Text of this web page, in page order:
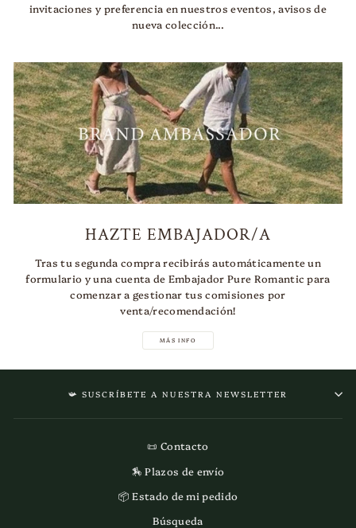
invitaciones y preferencia en nuestros eventos, avisos de
nueva colección...
HAZTE EMBAJADOR/A
Tras tu segunda compra recibirás automáticamente un
formulario y una cuenta de Embajador Pure Romantic para
comenzar a gestionar tus comisiones por
venta/recomendación!
MÁS INFO
📯 SUSCRÍBETE A NUESTRA NEWSLETTER
📜 Contacto
🏇 Plazos de envío
📦 Estado de mi pedido
Búsqueda